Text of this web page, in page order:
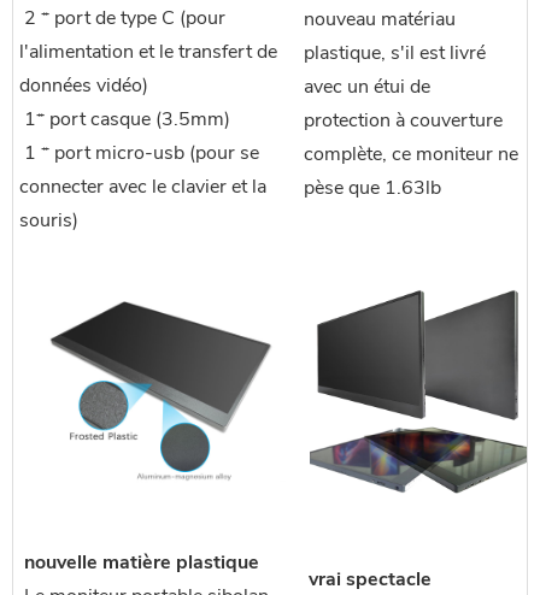
l'alimentation et le transfert de
données vidéo)
1* port casque (3.5mm)
connecter avec le clavier et la
souris)
nouveau matériau
plastique, s'il est livré
avec un étui de
protection à couverture
complète, ce moniteur ne
pèse que 1.63lb
nouvelle matière plastique
vrai spectacle